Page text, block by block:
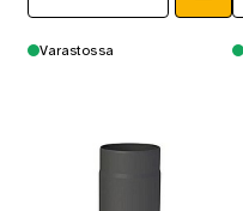
Varastossa